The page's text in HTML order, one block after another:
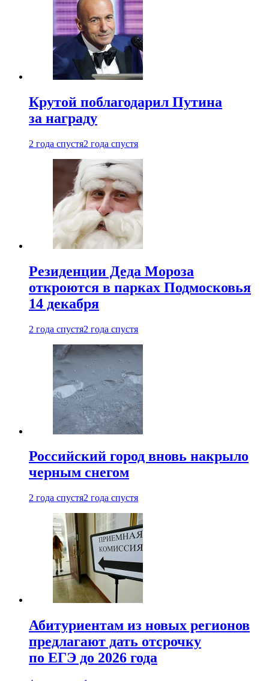
Крутой поблагодарил Путина
за награду
2 года спустя2 года спустя
Резиденции Деда Мороза
откроются в парках Подмосковья
14 декабря
2 года спустя2 года спустя
Российский город вновь накрыло
черным снегом
2 года спустя2 года спустя
Абитуриентам из новых регионов
предлагают дать отсрочку
по ЕГЭ до 2026 года